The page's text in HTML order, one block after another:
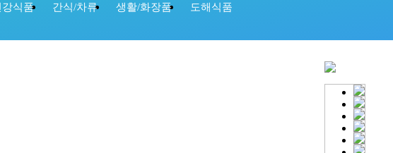
강식품 간식/차류 생활/화장품 도해식품